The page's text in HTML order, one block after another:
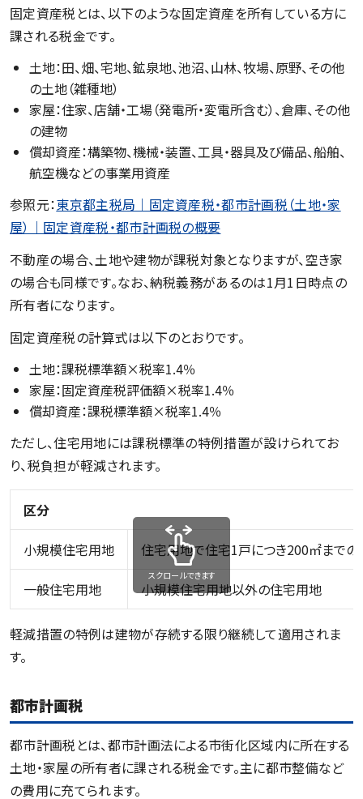
固定資産税とは、以下のような固定資産を所有している方に
課される税金です。
土地：田、畑、宅地、鉱泉地、池沼、山林、牧場、原野、その他
の土地（雑種地）
家屋：住家、店舗・工場（発電所・変電所含む）、倉庫、その他
の建物
償却資産：構築物、機械・装置、工具・器具及び備品、船舶、
航空機などの事業用資産
参照元：東京都主税局｜固定資産税・都市計画税（土地・家
屋）｜固定資産税・都市計画税の概要
不動産の場合、土地や建物が課税対象となりますが、空き家
の場合も同様です。なお、納税義務があるのは1月1日時点の
所有者になります。
固定資産税の計算式は以下のとおりです。
土地：課税標準額×税率1.4％
家屋：固定資産税評価額×税率1.4％
償却資産：課税標準額×税率1.4％
ただし、住宅用地には課税標準の特例措置が設けられてお
り、税負担が軽減されます。
区分
小規模住宅用地 住宅用地で住宅1戸につき200㎡までの
一般住宅用地 小規模住宅用地以外の住宅用地
スクロールできます
軽減措置の特例は建物が存続する限り継続して適用されま
す。
都市計画税
都市計画税とは、都市計画法による市街化区域内に所在する
土地・家屋の所有者に課される税金です。主に都市整備など
の費用に充てられます。